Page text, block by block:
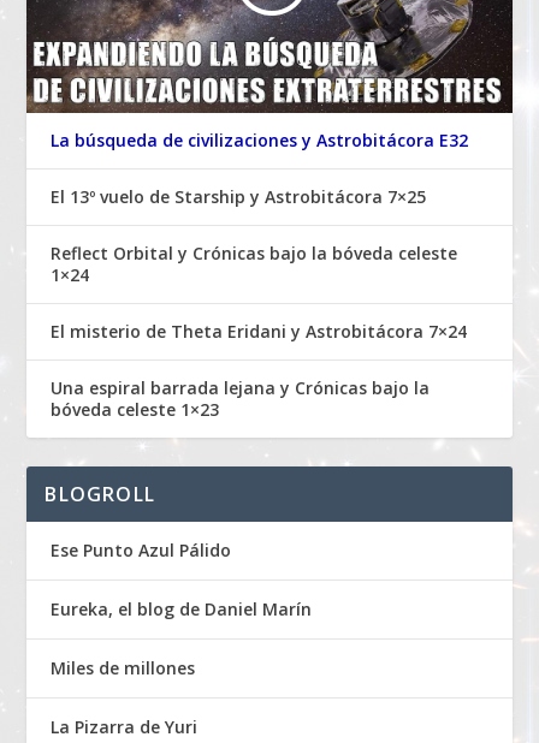
La búsqueda de civilizaciones y Astrobitácora E32
El 13º vuelo de Starship y Astrobitácora 7×25
Reflect Orbital y Crónicas bajo la bóveda celeste
1×24
El misterio de Theta Eridani y Astrobitácora 7×24
Una espiral barrada lejana y Crónicas bajo la
bóveda celeste 1×23
BLOGROLL
Ese Punto Azul Pálido
Eureka, el blog de Daniel Marín
Miles de millones
La Pizarra de Yuri